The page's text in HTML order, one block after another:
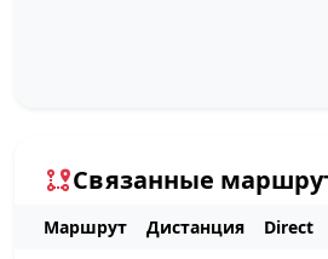
Связанные
Маршрут Дистанция Direct